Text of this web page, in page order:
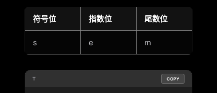
符号位 指数位 尾数位
s e m
T COPY